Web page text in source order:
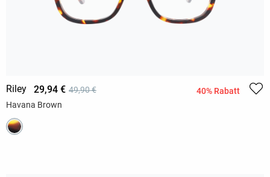
Riley 29,94 € 49,90 €
40% Rabatt
Havana Brown